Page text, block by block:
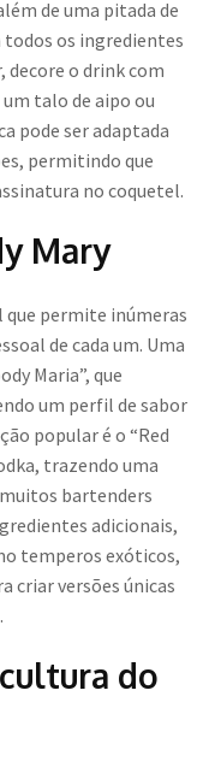
de uma pitada de
os ingredientes
decore o drink com
talo de aipo ou
pode ser adaptada
permitindo que
no coquetel.
Mary
que permite inúmeras
de cada um. Uma
Maria”, que
um perfil de sabor
popular é o “Red
trazendo uma
bartenders
adicionais,
temperos exóticos,
criar versões únicas
do